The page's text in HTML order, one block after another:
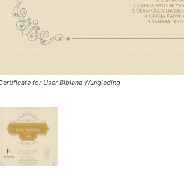
for User Bibiana Wungleding